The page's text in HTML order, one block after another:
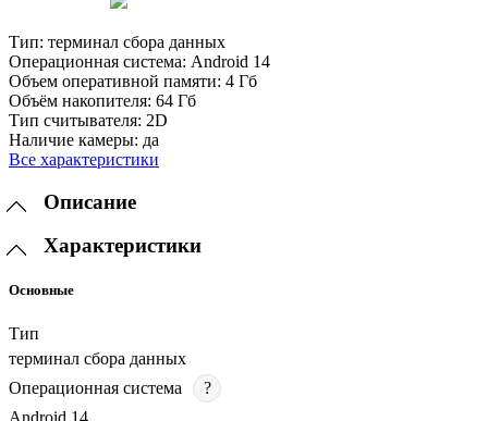
Тип: терминал сбора данных
Операционная система: Android 14
Объем оперативной памяти: 4 Гб
Объём накопителя: 64 Гб
Тип считывателя: 2D
Наличие камеры: да
Все характеристики
Описание
Характеристики
Основные
Тип
терминал сбора данных
Операционная система
?
Android 14